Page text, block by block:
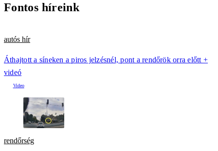
Fontos híreink
autós hír
Áthajtott a síneken a piros jelzésnél, pont a rendőrök orra előtt +
videó
rendőrség